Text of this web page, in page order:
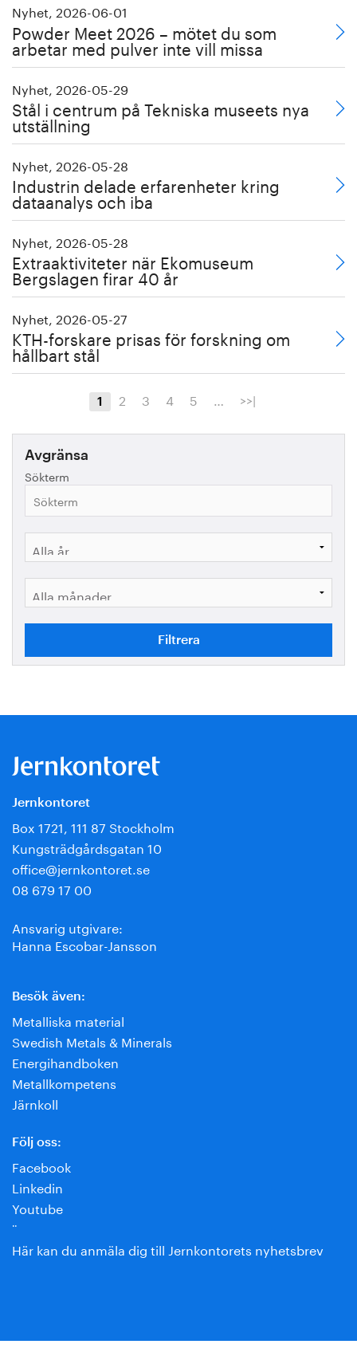
Nyhet, 2026-06-01
Powder Meet 2026 – mötet du som
arbetar med pulver inte vill missa
Nyhet, 2026-05-29
Stål i centrum på Tekniska museets nya
utställning
Nyhet, 2026-05-28
Industrin delade erfarenheter kring
dataanalys och iba
Nyhet, 2026-05-28
Extraaktiviteter när Ekomuseum
Bergslagen firar 40 år
Nyhet, 2026-05-27
KTH-forskare prisas för forskning om
hållbart stål
1 2 3 4 5 … >>|
Avgränsa
Sökterm
Jernkontoret
Box 1721, 111 87 Stockholm
Kungsträdgårdsgatan 10
office@jernkontoret.se
08 679 17 00
Ansvarig utgivare:
Hanna Escobar-Jansson
Besök även:
Metalliska material
Swedish Metals & Minerals
Energihandboken
Metallkompetens
Järnkoll
Följ oss:
Facebook
Linkedin
Youtube
¨
Här kan du anmäla dig till Jernkontorets nyhetsbrev